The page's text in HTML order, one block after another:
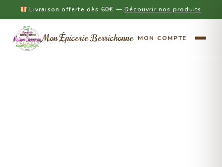
Livraison offerte dès 60€ —Découvrir nos produits
Mon Épicerie Berrichonne MON COMPTE